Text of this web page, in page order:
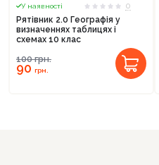
У наявності
0
Рятівник 2.0 Географія у
визначеннях таблицях і
схемах 10 клас
100грн.
90 грн.